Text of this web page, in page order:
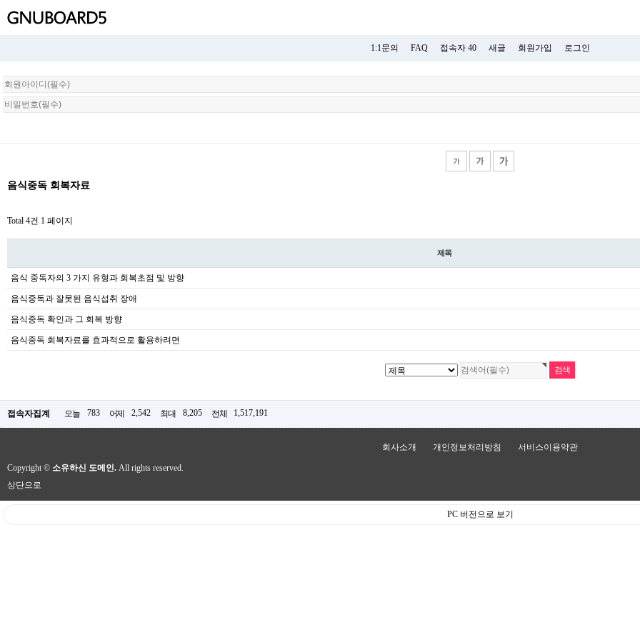
1:1문의 FAQ 접속자 40 새글 회원가입 로그인
회
원
로
음식중독 회복자료
Total 4건 1 페이지
제목
음식 중독자의 3 가지 유형과 회복초점 및 방향
음식중독과 잘못된 음식섭취 장애
음식중독 확인과 그 회복 방향
음식중독 회복자료를 효과적으로 활용하려면
접속자집계 오늘 783 어제 2,542 최대 8,205 전체 1,517,191
회사소개 개인정보처리방침 서비스이용약관
Copyright © 소유하신 도메인. All rights reserved.
상단으로
PC 버전으로 보기